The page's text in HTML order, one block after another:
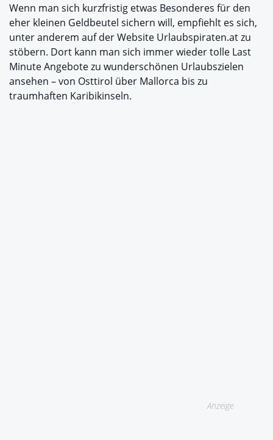
Wenn man sich kurzfristig etwas Besonderes für den
eher kleinen Geldbeutel sichern will, empfiehlt es sich,
unter anderem auf der Website Urlaubspiraten.at zu
stöbern. Dort kann man sich immer wieder tolle Last
Minute Angebote zu wunderschönen Urlaubszielen
ansehen – von Osttirol über Mallorca bis zu
traumhaften Karibikinseln.
Anzeige